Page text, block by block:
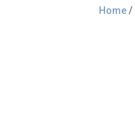
Home/